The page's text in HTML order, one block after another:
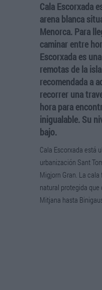
Cala Escorxada
arena blanca
Menorca. Para
caminar entre
Escorxada es
remotas de la
recomendada a
recorrer una
hora para
inigualable. Su
bajo.
Cala Escorxada está
urbanización Sant
Migjorn Gran. La
natural protegida
Mitjana hasta